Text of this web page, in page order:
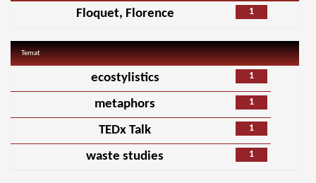
1
Floquet, Florence
Temat
1
ecostylistics
1
metaphors
1
TEDx Talk
1
waste studies